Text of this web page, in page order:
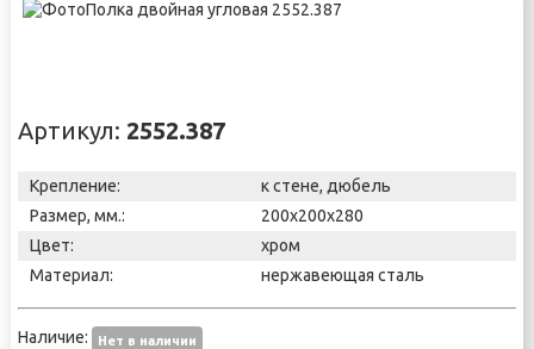
Артикул: 2552.387
Крепление:
к стене, дюбель
Размер, мм.:
200х200х280
Цвет:
хром
Материал:
нержавеющая сталь
Наличие: Нет в наличии